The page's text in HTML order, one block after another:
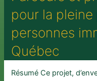
gouvernance
en
réseau
au
sein
d’une
pour la
personnes
Québec
Résumé Ce projet,